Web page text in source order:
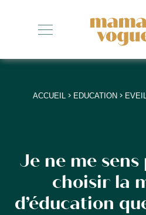
+
+
+
+
ACCUEIL> EDUCATION>
Je ne me
choisir la
d’éducation